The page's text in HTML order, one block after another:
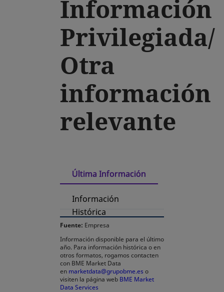
Información
Privilegiada/
Otra
información
relevante
Última Información
Información
Histórica
Fuente: Empresa
Información disponible para el último
año. Para información histórica o en
otros formatos, rogamos contacten
con BME Market Data
en marketdata@grupobme.es o
visiten la página web BME Market
Data Services